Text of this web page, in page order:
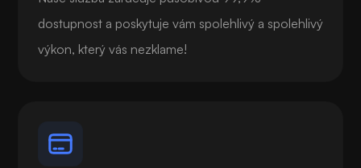
dostupnost a poskytuje vám spolehlivý a spolehlivý
výkon, který vás nezklame!